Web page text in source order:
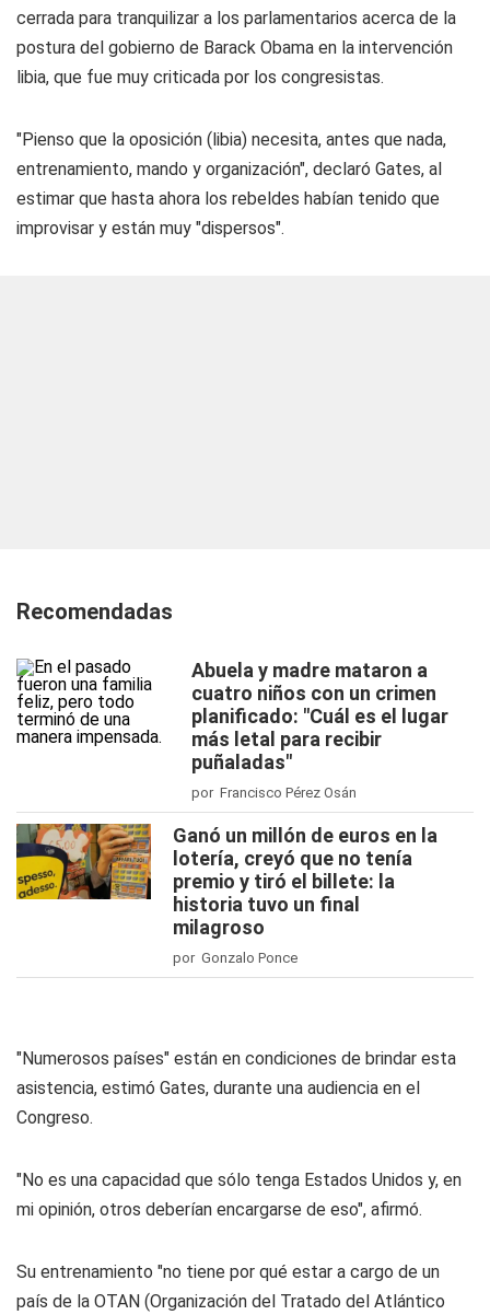
cerrada para tranquilizar a los parlamentarios acerca de la
postura del gobierno de Barack Obama en la intervención
libia, que fue muy criticada por los congresistas.
"Pienso que la oposición (libia) necesita, antes que nada,
entrenamiento, mando y organización", declaró Gates, al
estimar que hasta ahora los rebeldes habían tenido que
improvisar y están muy "dispersos".
Recomendadas
Abuela y madre mataron a
cuatro niños con un crimen
planificado: "Cuál es el lugar
más letal para recibir
puñaladas"
por Francisco Pérez Osán
Ganó un millón de euros en la
lotería, creyó que no tenía
premio y tiró el billete: la
historia tuvo un final
milagroso
por Gonzalo Ponce
"Numerosos países" están en condiciones de brindar esta
asistencia, estimó Gates, durante una audiencia en el
Congreso.
"No es una capacidad que sólo tenga Estados Unidos y, en
mi opinión, otros deberían encargarse de eso", afirmó.
Su entrenamiento "no tiene por qué estar a cargo de un
país de la OTAN (Organización del Tratado del Atlántico